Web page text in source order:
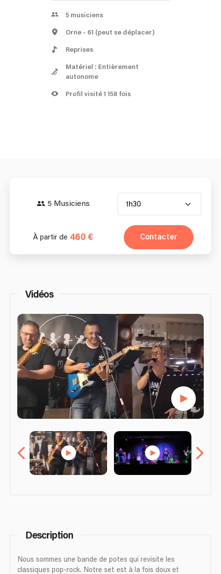
5 musiciens
Orne - 61 (peut se déplacer)
Reprises
Matériel : Entièrement
autonome
Profil visité 1 158 fois
5 Musiciens 1h30
À partir de 460 € Contacter
Vidéos
Description
Nous sommes une bande de potes qui revisite les
classiques pop-rock. Notre set est à la fois doux et